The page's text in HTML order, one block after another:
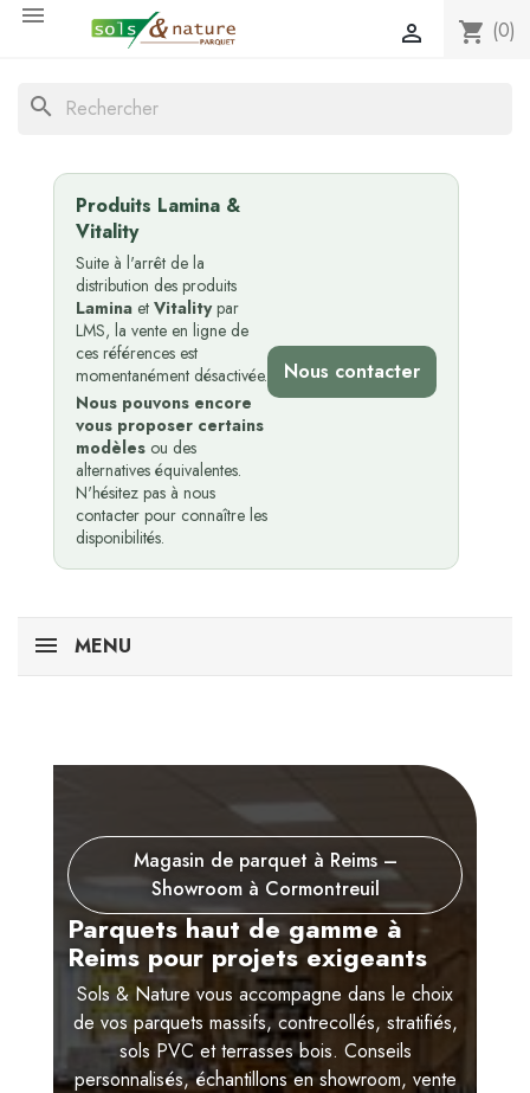

shopping_cart (0)

search
Produits Lamina &
Vitality
Suite à l'arrêt de la
distribution des produits
Lamina et Vitalitypar
LMS, la vente en ligne de
ces références est
momentanément désactivée.
Nous pouvons encore
vous proposer certains
modèles ou des
alternatives équivalentes.
N'hésitez pas à nous
contacter pour connaître les
disponibilités.
Nous contacter
MENU
Magasin de parquet à Reims –
Showroom à Cormontreuil
Parquets haut de gamme à
Reims pour projets exigeants
Sols & Nature vous accompagne dans le choix
de vos parquets massifs, contrecollés, stratifiés,
sols PVC et terrasses bois. Conseils
personnalisés, échantillons en showroom, vente